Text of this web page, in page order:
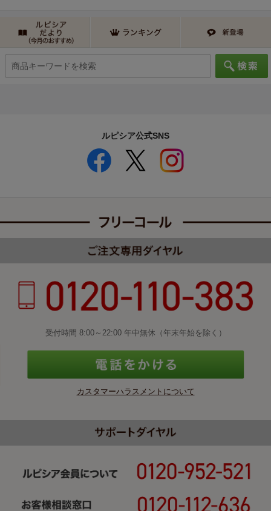
ルピシア公式SNS
受付時間 8:00～22:00 年中無休（年末年始を除く）
カスタマーハラスメントについて